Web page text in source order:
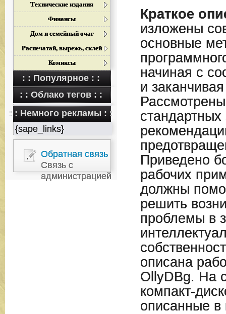
Технические издания
Финансы
Дом и семейный очаг
Распечатай, вырежь, склей
Комиксы
: : Популярное : :
: : Облако тегов : :
: : Немного рекламы : :
{sape_links}
Обратная связь
Связь с
администрацией
Краткое
изложены
основные
начиная с
и
Приведено
рабочих
должны
решить
проблемы в
описана
OllyDBg. На
компакт-
описанные в